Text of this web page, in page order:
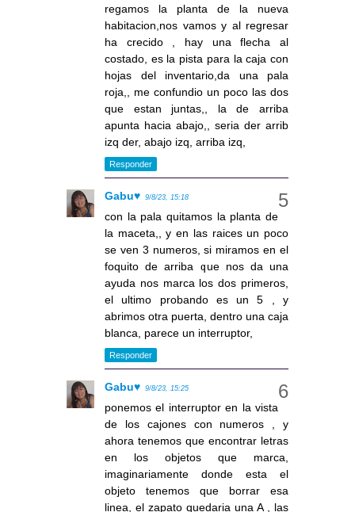
regamos la planta de la nueva
habitacion,nos vamos y al regresar
ha crecido , hay una flecha al
costado, es la pista para la caja con
hojas del inventario,da una pala
roja,, me confundio un poco las dos
que estan juntas,, la de arriba
apunta hacia abajo,, seria der arrib
izq der, abajo izq, arriba izq,
Responder
Gabu♥ 9/8/23, 15:18
con la pala quitamos la planta de
la maceta,, y en las raices un poco
se ven 3 numeros, si miramos en el
foquito de arriba que nos da una
ayuda nos marca los dos primeros,
el ultimo probando es un 5 , y
abrimos otra puerta, dentro una caja
blanca, parece un interruptor,
Responder
Gabu♥ 9/8/23, 15:25
ponemos el interruptor en la vista
de los cajones con numeros , y
ahora tenemos que encontrar letras
en los objetos que marca,
imaginariamente donde esta el
objeto tenemos que borrar esa
linea, el zapato quedaria una A , las